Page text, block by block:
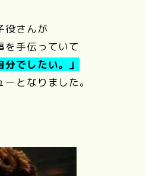
役さんが
を手伝っていて
でしたい。」
となりました。